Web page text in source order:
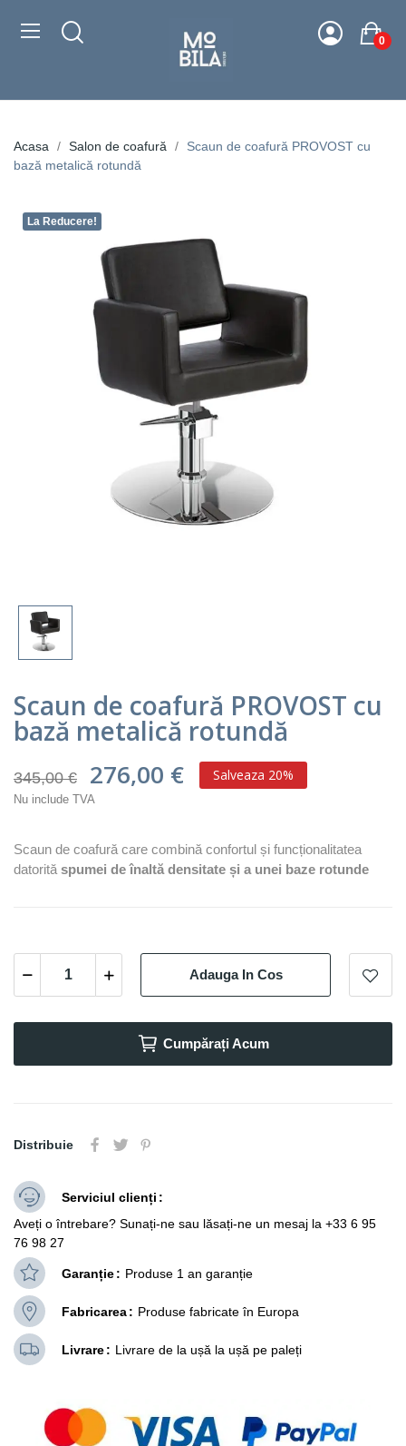
0
Acasa Salon de coafură
Scaun de coafură PROVOST cu
bază metalică rotundă
La Reducere!
Scaun de coafură PROVOST cu
bază metalică rotundă
345,00 € 276,00 € Salveaza 20%
Nu include TVA
Scaun de coafură care combină confortul și funcționalitatea
datorită spumei de înaltă densitate și a unei baze rotunde
Adauga In Cos
Cumpărați Acum
Distribuie
Serviciul clienți
Aveți o întrebare? Sunați-ne sau lăsați-ne un mesaj la +33 6 95
76 98 27
Garanție Produse 1 an garanție
Fabricarea Produse fabricate în Europa
Livrare Livrare de la ușă la ușă pe paleți